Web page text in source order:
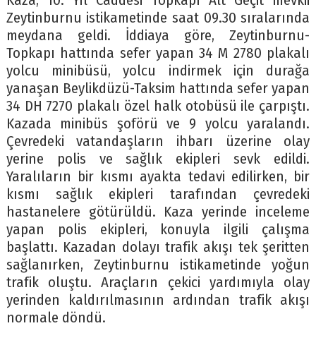
Zeytinburnu istikametinde saat 09.30 sıralarında
meydana geldi. İddiaya göre, Zeytinburnu-
Topkapı hattında sefer yapan 34 M 2780 plakalı
yolcu minibüsü, yolcu indirmek için durağa
yanaşan Beylikdüzü-Taksim hattında sefer yapan
34 DH 7270 plakalı özel halk otobüsü ile çarpıştı.
Kazada minibüs şoförü ve 9 yolcu yaralandı.
Çevredeki vatandaşların ihbarı üzerine olay
yerine polis ve sağlık ekipleri sevk edildi.
Yaralıların bir kısmı ayakta tedavi edilirken, bir
kısmı sağlık ekipleri tarafından çevredeki
hastanelere götürüldü. Kaza yerinde inceleme
yapan polis ekipleri, konuyla ilgili çalışma
başlattı. Kazadan dolayı trafik akışı tek şeritten
sağlanırken, Zeytinburnu istikametinde yoğun
trafik oluştu. Araçların çekici yardımıyla olay
yerinden kaldırılmasının ardından trafik akışı
normale döndü.